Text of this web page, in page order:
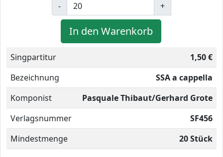
- +
In den Warenkorb
Singpartitur
1,50 €
Bezeichnung
SSA a cappella
Komponist
Pasquale Thibaut/Gerhard Grote
Verlagsnummer
SF456
Mindestmenge
20 Stück